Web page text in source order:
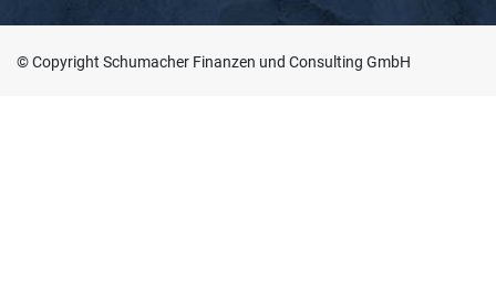
e
© Copyright Schumacher Finanzen und Consulting GmbH